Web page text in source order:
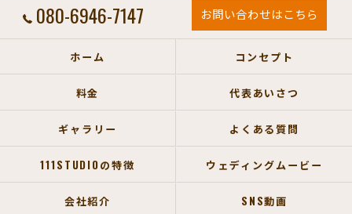
080-6946-7147 お問い合わせはこちら
ホーム コンセプト
料金 代表あいさつ
ギャラリー よくある質問
111STUDIOの特徴 ウェディングムービー
会社紹介 SNS動画